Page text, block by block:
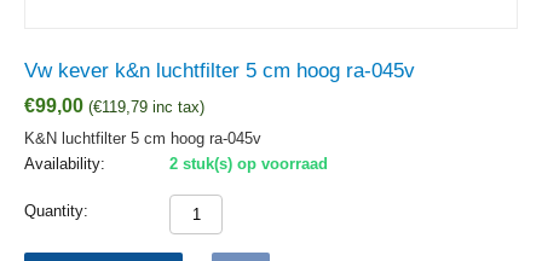
Vw kever k&n luchtfilter 5 cm hoog ra-045v
€99,00 (€119,79 inc tax)
K&N luchtfilter 5 cm hoog ra-045v
Availability:
2 stuk(s) op voorraad
Quantity: